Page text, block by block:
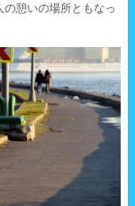
憩いの場所ともなっ